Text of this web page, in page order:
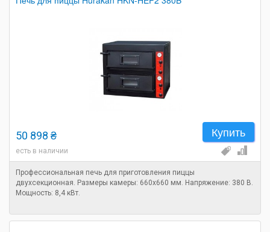
Купить
50 898 ₴
есть в наличии
Профессиональная печь для приготовления пиццы
двухсекционная. Размеры камеры: 660х660 мм. Напряжение: 380 В.
Мощность: 8,4 кВт.